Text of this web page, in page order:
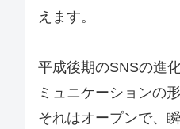
えます。
平成後期のSNSの進
ミュニケーションの
それはオープンで、